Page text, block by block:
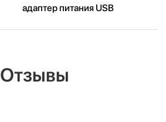
адаптер питания USB
Отзывы